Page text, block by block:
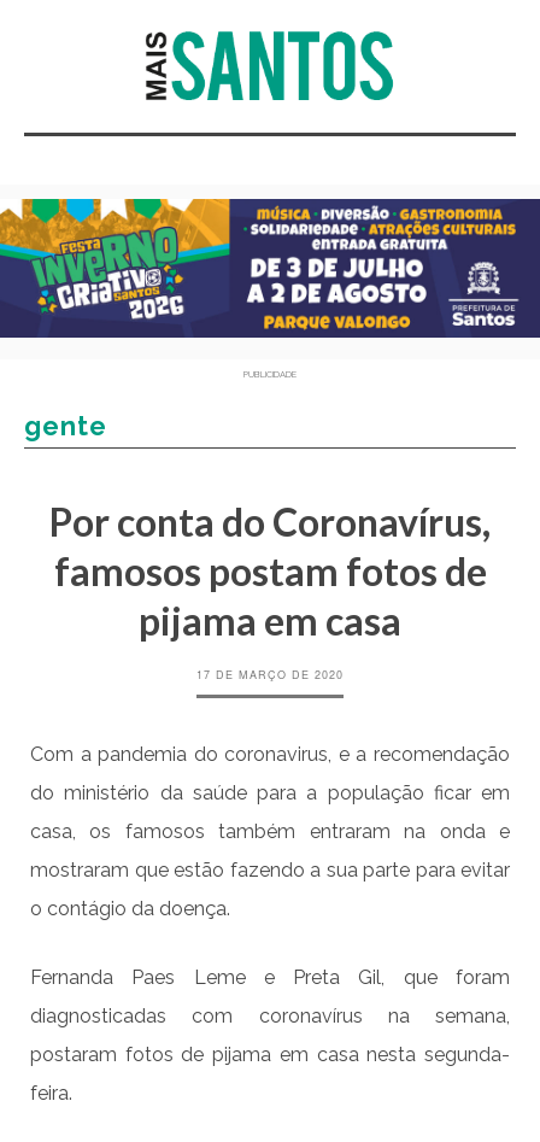
PUBLICIDADE
gente
Por conta do Coronavírus,
famosos postam fotos de
pijama em casa
17 DE MARÇO DE 2020
Com a pandemia do coronavirus, e a recomendação
do ministério da saúde para a população ficar em
casa, os famosos também entraram na onda e
mostraram que estão fazendo a sua parte para evitar
o contágio da doença.
Fernanda Paes Leme e Preta Gil, que foram
diagnosticadas com coronavírus na semana,
postaram fotos de pijama em casa nesta segunda-
feira.